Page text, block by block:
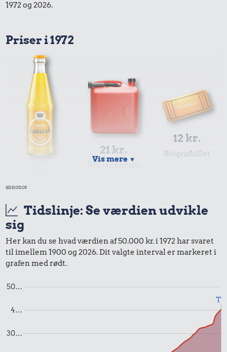
1972 og 2026.
Priser i 1972
Sodavand
21 kr.
12 kr.
Biografbillet
2,84 kr. 1 dåse suppe
Vis mere ▼
annonce
Tidslinje: Se værdien udvikle
sig
Her kan du se hvad værdien af 50.000 kr. i 1972 har svaret
til imellem 1900 og 2026. Dit valgte interval er markeret i
grafen med rødt.
30…
4…
50…
Til